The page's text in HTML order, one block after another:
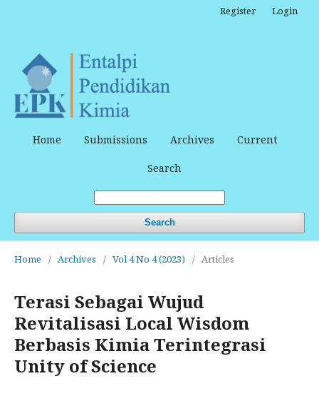
Home Submissions Archives Current
Search
Search
Register Login
Home / Archives / Vol 4 No 4 (2023) / Articles
Terasi Sebagai Wujud
Revitalisasi Local Wisdom
Berbasis Kimia Terintegrasi
Unity of Science